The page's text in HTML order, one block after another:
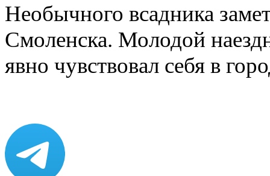
Необычного всадника
Смоленска. Молодой
явно чувствовал себя в